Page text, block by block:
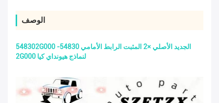
الوصف
548302G000 الجديد الأصلي ×2 المثبت الرابط الأمامي 54830-
2G000 لنماذج هيونداي كيا